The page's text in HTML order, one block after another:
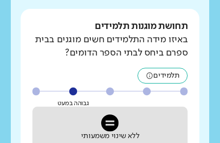
תחושת מוגנות תלמידים
באיזו מידה התלמידים חשים מוגנים בבית
ספרם ביחס לבתי הספר הדומים?
תלמידים
גבוהה במעט
ללא שינוי משמעותי